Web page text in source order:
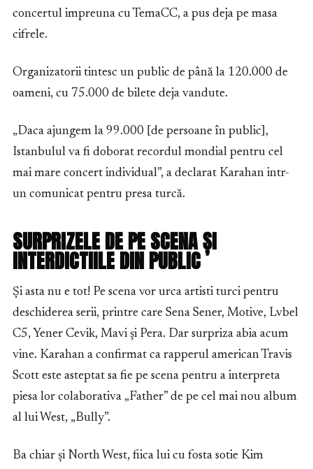
concertul impreuna cu TemaCC, a pus deja pe masa
cifrele.
Organizatorii tintesc un public de până la 120.000 de
oameni, cu 75.000 de bilete deja vandute.
„Daca ajungem la 99.000 [de persoane în public],
Istanbulul va fi doborat recordul mondial pentru cel
mai mare concert individual”, a declarat Karahan intr-
un comunicat pentru presa turcă.
SURPRIZELE DE PE SCENA ȘI
INTERDICTIILE DIN PUBLIC
Și asta nu e tot! Pe scena vor urca artisti turci pentru
deschiderea serii, printre care Sena Sener, Motive, Lvbel
C5, Yener Cevik, Mavi și Pera. Dar surpriza abia acum
vine. Karahan a confirmat ca rapperul american Travis
Scott este asteptat sa fie pe scena pentru a interpreta
piesa lor colaborativa „Father” de pe cel mai nou album
al lui West, „Bully”.
Ba chiar și North West, fiica lui cu fosta sotie Kim